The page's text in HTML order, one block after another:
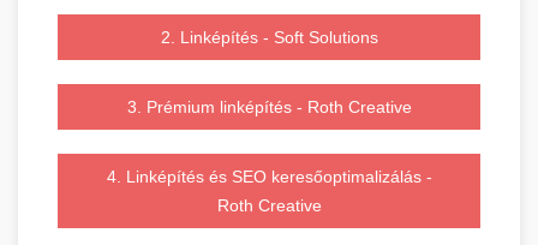
2. Linképítés - Soft Solutions
3. Prémium linképítés - Roth Creative
4. Linképítés és SEO keresőoptimalizálás -
Roth Creative